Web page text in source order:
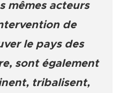
mêmes acteurs
de
le pays des
sont également
tribalisent,